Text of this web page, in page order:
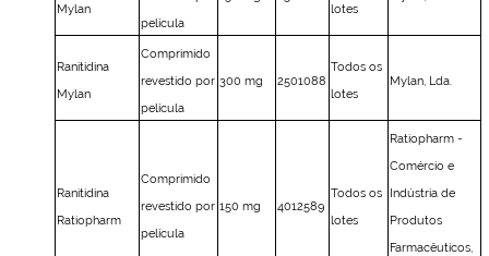
Mylan
película
lotes
Ranitidina
Mylan
Comprimido
revestido por
película
300 mg 2501088
Todos os
lotes
Mylan, Lda.
Ranitidina
Ratiopharm
Comprimido
revestido por
película
150 mg 4012589
Todos os
lotes
Ratiopharm -
Comércio e
Indústria de
Produtos
Farmacêuticos,